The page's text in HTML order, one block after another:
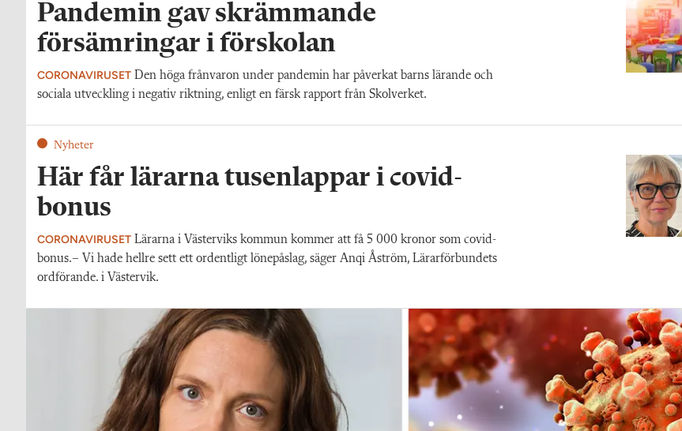
Pandemin gav skrämmande
försämringar i förskolan
CORONAVIRUSET Den höga frånvaron under pandemin har påverkat barns lärande och
sociala utveckling i negativ riktning, enligt en färsk rapport från Skolverket.
Nyheter
Här får lärarna tusenlappar i covid-
bonus
CORONAVIRUSET Lärarna i Västerviks kommun kommer att få 5 000 kronor som covid-
bonus.– Vi hade hellre sett ett ordentligt lönepåslag, säger Anqi Åström, Lärarförbundets
ordförande. i Västervik.